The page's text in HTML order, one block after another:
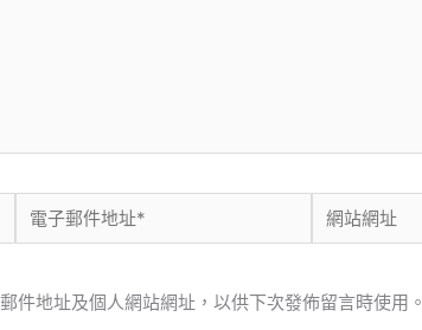
子
件
站
址
件地址及個人網站網址，以供下次發佈留言時使用。